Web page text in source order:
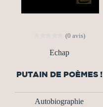
(0 avis)
Echap
PUTAIN DE POÈMES !
Autobiographie